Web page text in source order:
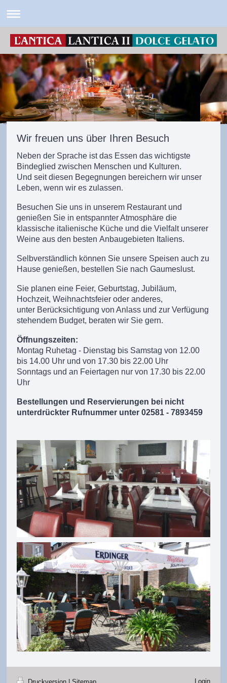
Wir freuen uns über Ihren Besuch
Neben der Sprache ist das Essen das wichtigste
Bindeglied zwischen Menschen und Kulturen.
Und seit diesen Begegnungen bereichern wir unser
Leben, wenn wir es zulassen.
Besuchen Sie uns in unserem Restaurant und
genießen Sie in entspannter Atmosphäredie
klassische italienische Küche und die Vielfalt unserer
Weine aus den besten Anbaugebieten Italiens.
Selbverständlich können Sie unsere Speisen auch zu
Hause genießen, bestellen Sie nach Gaumeslust.
Sie planen eine Feier, Geburtstag, Jubiläum,
Hochzeit, Weihnachtsfeier oder anderes,
unter Berücksichtigung von Anlass und zur Verfügung
stehendem Budget, beraten wir Sie gern.
Öffnungszeiten:
Montag Ruhetag - Dienstag bis Samstag von 12.00
bis 14.00 Uhr und von 17.30 bis 22.00 Uhr
Sonntags und an Feiertagen nur von 17.30 bis 22.00
Uhr
Bestellungen und Reservierungen bei nicht
unterdrückter Rufnummer unter 02581 - 7893459
Login